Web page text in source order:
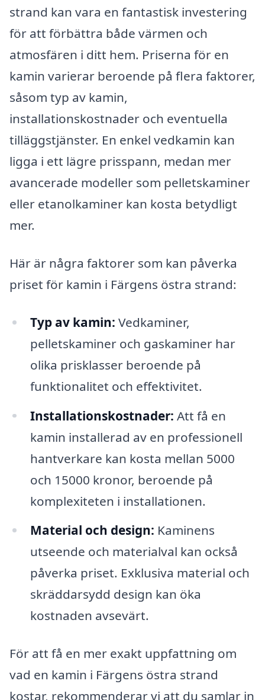
strand kan vara en fantastisk investering
för att förbättra både värmen och
atmosfären i ditt hem. Priserna för en
kamin varierar beroende på flera faktorer,
såsom typ av kamin,
installationskostnader och eventuella
tilläggstjänster. En enkel vedkamin kan
ligga i ett lägre prisspann, medan mer
avancerade modeller som pelletskaminer
eller etanolkaminer kan kosta betydligt
mer.
Här är några faktorer som kan påverka
priset för kamin i Färgens östra strand:
Typ av kamin: Vedkaminer,
pelletskaminer och gaskaminer har
olika prisklasser beroende på
funktionalitet och effektivitet.
Installationskostnader: Att få en
kamin installerad av en professionell
hantverkare kan kosta mellan 5000
och 15000 kronor, beroende på
komplexiteten i installationen.
Material och design: Kaminens
utseende och materialval kan också
påverka priset. Exklusiva material och
skräddarsydd design kan öka
kostnaden avsevärt.
För att få en mer exakt uppfattning om
vad en kamin i Färgens östra strand
kostar, rekommenderar vi att du samlar in